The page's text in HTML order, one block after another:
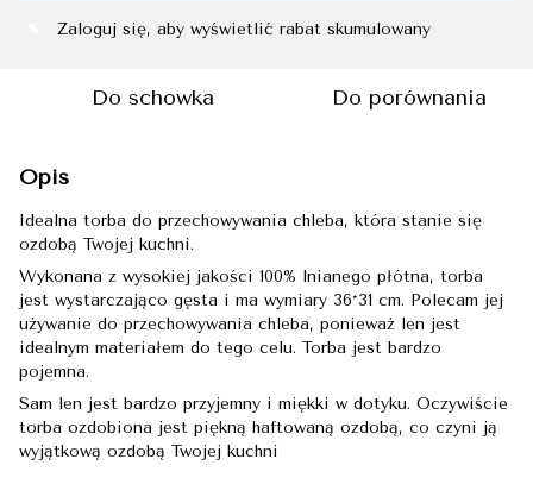
Zaloguj się, aby wyświetlić rabat skumulowany
Do schowka Do porównania
Opis
Idealna torba do przechowywania chleba, która stanie się
ozdobą Twojej kuchni.
Wykonana z wysokiej jakości 100% lnianego płótna, torba
jest wystarczająco gęsta i ma wymiary 36*31 cm. Polecam jej
używanie do przechowywania chleba, ponieważ len jest
idealnym materiałem do tego celu. Torba jest bardzo
pojemna.
Sam len jest bardzo przyjemny i miękki w dotyku. Oczywiście
torba ozdobiona jest piękną haftowaną ozdobą, co czyni ją
wyjątkową ozdobą Twojej kuchni